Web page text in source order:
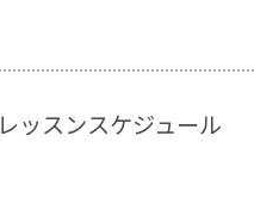
レッスンスケジュール